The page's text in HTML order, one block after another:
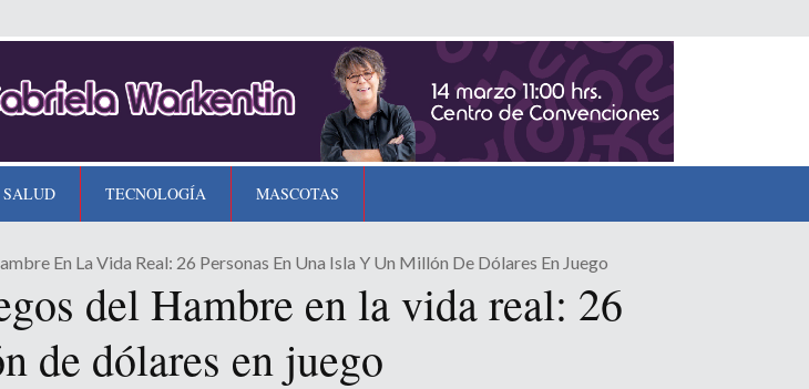
SALUD TECNOLOGÍA MASCOTAS
En La Vida Real: 26 Personas En Una Isla Y Un Millón De Dólares En Juego
del Hambre en la vida real: 26
de dólares en juego